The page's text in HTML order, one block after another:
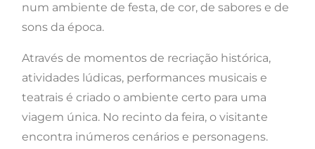
num ambiente de festa, de cor, de sabores e de
sons da época.
Através de momentos de recriação histórica,
atividades lúdicas, performances musicais e
teatrais é criado o ambiente certo para uma
viagem única. No recinto da feira, o visitante
encontra inúmeros cenários e personagens.